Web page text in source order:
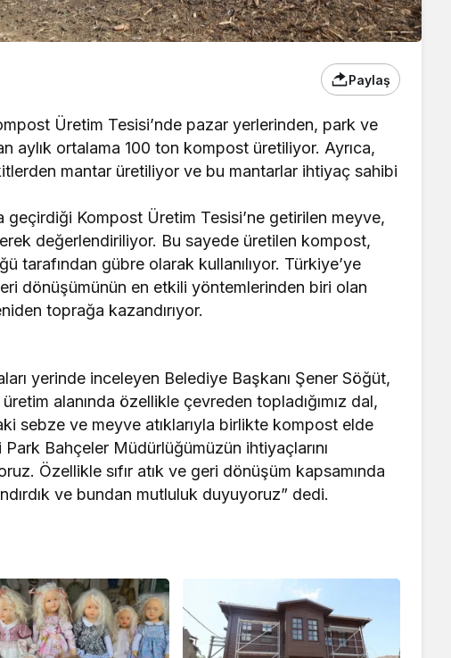
Paylaş
Üretim Tesisi’nde pazar yerlerinden, park ve
aylık ortalama 100 ton kompost üretiliyor. Ayrıca,
mantar üretiliyor ve bu mantarlar ihtiyaç sahibi
geçirdiği Kompost Üretim Tesisi’ne getirilen meyve,
değerlendiriliyor. Bu sayede üretilen kompost,
tarafından gübre olarak kullanılıyor. Türkiye’ye
dönüşümünün en etkili yöntemlerinden biri olan
toprağa kazandırıyor.
yerinde inceleyen Belediye Başkanı Şener Söğüt,
alanında özellikle çevreden topladığımız dal,
sebze ve meyve atıklarıyla birlikte kompost elde
Bahçeler Müdürlüğümüzün ihtiyaçlarını
Özellikle sıfır atık ve geri dönüşüm kapsamında
ve bundan mutluluk duyuyoruz” dedi.